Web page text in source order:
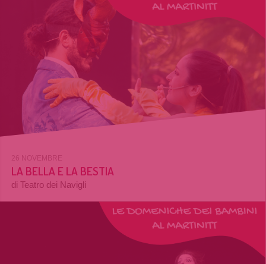
26 NOVEMBRE
LA BELLA E LA BESTIA
di Teatro dei Navigli